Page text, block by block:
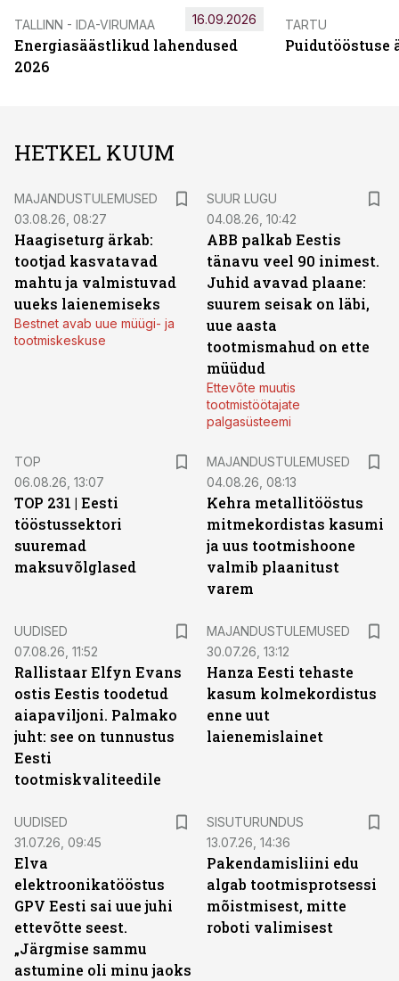
TALLINN - IDA-VIRUMAA
Energiasäästlikud lahendused
2026
16.09.2026 TARTU
Puidutööstuse
HETKEL KUUM
MAJANDUSTULEMUSED
03.08.26, 08:27
Haagiseturg ärkab:
tootjad kasvatavad
mahtu ja valmistuvad
uueks laienemiseks
Bestnet avab uue müügi- ja
tootmiskeskuse
SUUR LUGU
04.08.26, 10:42
ABB palkab Eestis
tänavu veel 90 inimest.
Juhid avavad plaane:
suurem seisak on läbi,
uue aasta
tootmismahud on ette
müüdud
Ettevõte muutis
tootmistöötajate
palgasüsteemi
TOP
06.08.26, 13:07
TOP 231 | Eesti
tööstussektori
suuremad
maksuvõlglased
MAJANDUSTULEMUSED
04.08.26, 08:13
Kehra metallitööstus
mitmekordistas kasumi
ja uus tootmishoone
valmib plaanitust
varem
UUDISED
07.08.26, 11:52
Rallistaar Elfyn Evans
ostis Eestis toodetud
aiapaviljoni. Palmako
juht: see on tunnustus
Eesti
tootmiskvaliteedile
MAJANDUSTULEMUSED
30.07.26, 13:12
Hanza Eesti tehaste
kasum kolmekordistus
enne uut
laienemislainet
UUDISED
31.07.26, 09:45
Elva
elektroonikatööstus
GPV Eesti sai uue juhi
ettevõtte seest.
„Järgmise sammu
astumine oli minu jaoks
SISUTURUNDUS
13.07.26, 14:36
Pakendamisliini edu
algab tootmisprotsessi
mõistmisest, mitte
roboti valimisest